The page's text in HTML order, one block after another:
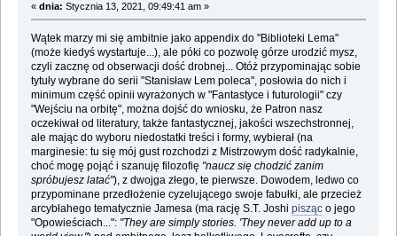
« dnia: Stycznia 13, 2021, 09:49:41 am »
Wątek marzy mi się ambitnie jako appendix do "Biblioteki Lema"
(może kiedyś wystartuje...), ale póki co pozwolę górze urodzić mysz,
czyli zacznę od obserwacji dość drobnej... Otóż przypominając sobie
tytuły wybrane do serii "Stanisław Lem poleca", posłowia do nich i
minimum część opinii wyrażonych w "Fantastyce i futurologii" czy
"Wejściu na orbitę", można dojść do wniosku, że Patron nasz
oczekiwał od literatury, także fantastycznej, jakości wszechstronnej,
ale mając do wyboru niedostatki treści i formy, wybierał (na
marginesie: tu się mój gust rozchodzi z Mistrzowym dość radykalnie,
choć mogę pojąć i szanuję filozofię "naucz się chodzić zanim
spróbujesz latać"), z dwojga złego, te pierwsze. Dowodem, ledwo co
przypominane przedłożenie cyzelującego swoje fabułki, ale przecież
arcybłahego tematycznie Jamesa (ma rację S.T. Joshi pisząco jego
"Opowieściach...": "They are simply stories. 'They never add up to a